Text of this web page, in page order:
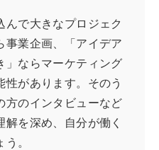
んで大きなプロジェク
事業企画、「アイデア
」ならマーケティング
があります。そのう
方のインタビューなど
を深め、自分が働く
。